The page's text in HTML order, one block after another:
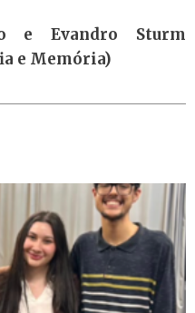
e Evandro Sturm
e Memória)